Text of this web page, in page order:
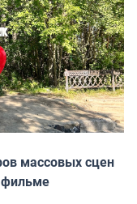
массовых сцен